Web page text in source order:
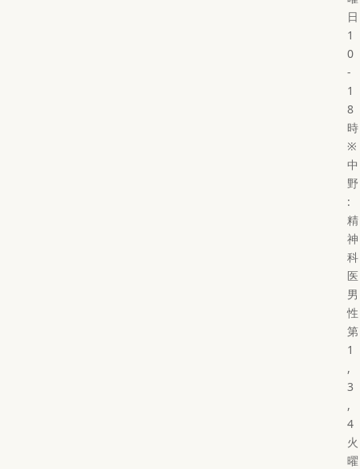
日
1
0
-
1
8
時
※
中
野
:
精
神
科
医
男
性
第
1
,
3
,
4
火
曜